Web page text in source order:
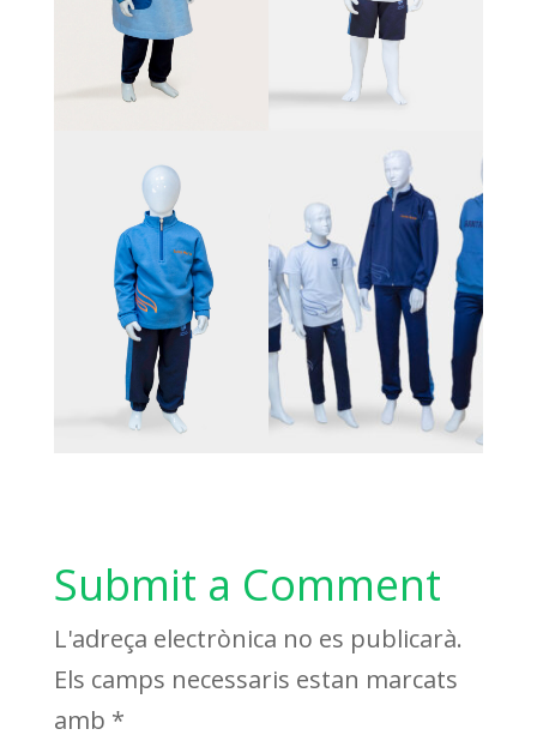
Submit a Comment
L'adreça electrònica no es publicarà.
Els camps necessaris estan marcats
amb *